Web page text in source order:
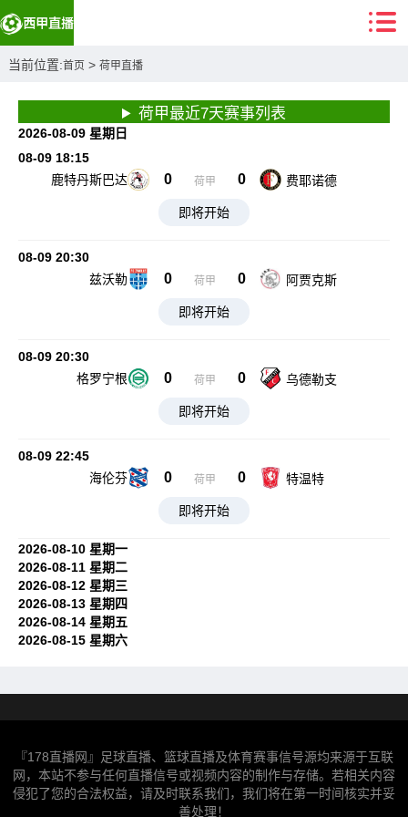
当前位置:首页> 荷甲直播
荷甲最近7天赛事列表
2026-08-09 星期日
08-09 18:15
鹿特丹斯巴达
0 荷甲 0 费耶诺德
即将开始
08-09 20:30
兹沃勒
0 荷甲 0 阿贾克斯
即将开始
08-09 20:30
格罗宁根
0 荷甲 0 乌德勒支
即将开始
08-09 22:45
海伦芬
0 荷甲 0 特温特
即将开始
2026-08-10 星期一
2026-08-11 星期二
2026-08-12 星期三
2026-08-13 星期四
2026-08-14 星期五
2026-08-15 星期六
『178直播网』足球直播、篮球直播及体育赛事信号源均来源于互联
网，本站不参与任何直播信号或视频内容的制作与存储。若相关内容
侵犯了您的合法权益，请及时联系我们，我们将在第一时间核实并妥
善处理！